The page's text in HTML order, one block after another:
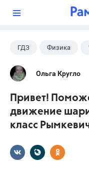
ГДЗ Физика
Ольга Кругло
Привет!
движение
класс